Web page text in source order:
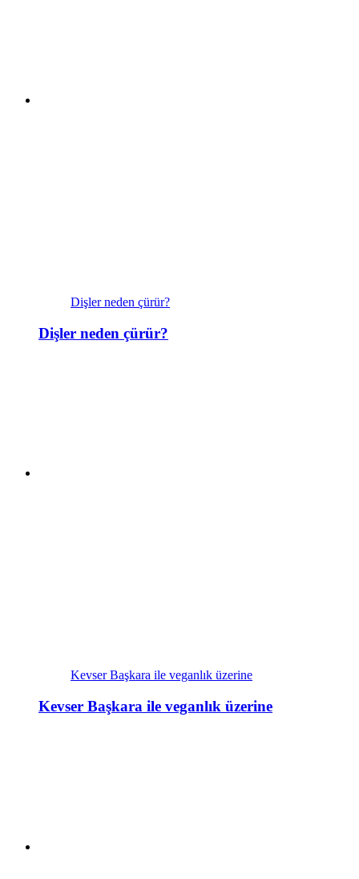
Dişler neden çürür?
Dişler neden çürür?
Kevser Başkara ile veganlık üzerine
Kevser Başkara ile veganlık üzerine